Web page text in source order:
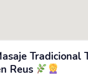
Tradicional
Reus